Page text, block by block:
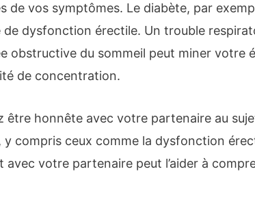
de vos symptômes. Le diabète, par
de dysfonction érectile. Un trouble
obstructive du sommeil peut miner votre
de concentration.
être honnête avec votre partenaire au
y compris ceux comme la dysfonction
avec votre partenaire peut l’aider à